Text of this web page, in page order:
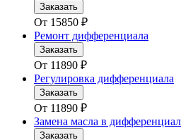
Заказать
От 15850 ₽
Ремонт дифференциала
Заказать
От 11890 ₽
Регулировка дифференциала
Заказать
От 11890 ₽
Замена масла в
Заказать